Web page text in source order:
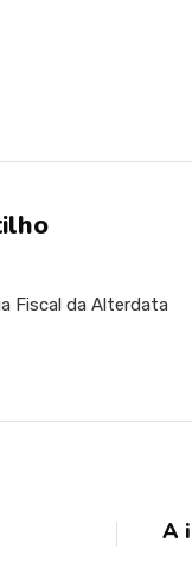
Fiscal da Alterdata
A